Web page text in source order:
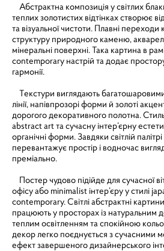
Абстрактна композиція у світлих
теплих золотистих відтінках створює
та візуальної чистоти. Плавні
структуру природного каменю,
мінеральні поверхні. Така картина в
contemporary настрій та додає простору
гармонії.
Текстури виглядають
лінії, напівпрозорі форми й золоті
дорогого декоративного полотна.
abstract art та сучасну інтер’єрну
органічні форми. Завдяки світлій
перевантажує простір і водночас
преміально.
Постер чудово підійде для сучасної
офісу або minimalist інтер’єру у стилі
contemporary. Світлі абстрактні
працюють у просторах із натуральним
теплим освітленням та спокійною
декор легко поєднується з сучасними
ефект завершеного дизайнерського